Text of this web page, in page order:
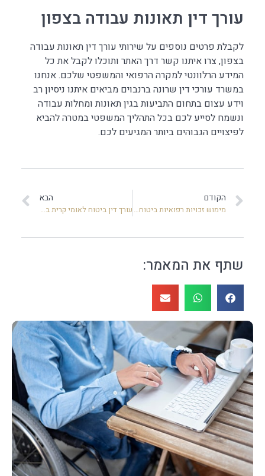
עורך דין תאונות עבודה בצפון
לקבלת פרטים נוספים על שירותי עורך דין תאונות עבודה
בצפון, צרו איתנו קשר דרך האתר ותוכלו לקבל את כל
המידע הרלוונטי למקרה הרפואי והמשפטי שלכם. אנחנו
במשרד עורכי דין שרונה ברנבוים מביאים איתנו ניסיון רב
וידע עצום בתחום התביעות בגין תאונות ומחלות עבודה
ונשמח לסייע לכם בכל התהליך המשפטי במטרה להביא
לפיצויים הגבוהים ביותר המגיעים לכם.
הקודם
מימוש זכויות רפואיות ביטוח לאומי
הבא
עורך דין ביטוח לאומי קרית ביאליק
שתף את המאמר: